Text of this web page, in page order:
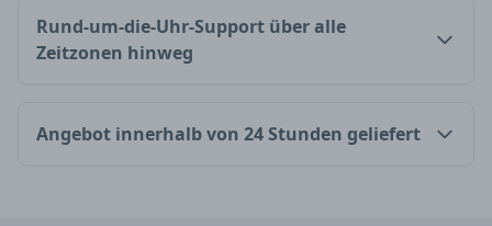
Rund-um-die-Uhr-Support über alle
Zeitzonen hinweg
Angebot innerhalb von 24 Stunden geliefert